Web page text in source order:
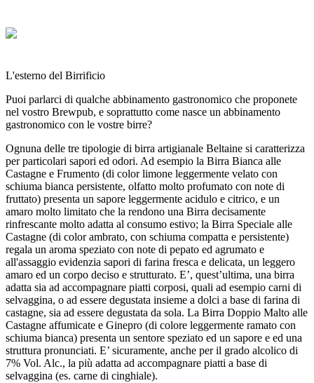
L'esterno del Birrificio
Puoi parlarci di qualche abbinamento gastronomico che proponete
nel vostro Brewpub, e soprattutto come nasce un abbinamento
gastronomico con le vostre birre?
Ognuna delle tre tipologie di birra artigianale Beltaine si caratterizza
per particolari sapori ed odori. Ad esempio la Birra Bianca alle
Castagne e Frumento (di color limone leggermente velato con
schiuma bianca persistente, olfatto molto profumato con note di
fruttato) presenta un sapore leggermente acidulo e citrico, e un
amaro molto limitato che la rendono una Birra decisamente
rinfrescante molto adatta al consumo estivo; la Birra Speciale alle
Castagne (di color ambrato, con schiuma compatta e persistente)
regala un aroma speziato con note di pepato ed agrumato e
all'assaggio evidenzia sapori di farina fresca e delicata, un leggero
amaro ed un corpo deciso e strutturato. E’, quest’ultima, una birra
adatta sia ad accompagnare piatti corposi, quali ad esempio carni di
selvaggina, o ad essere degustata insieme a dolci a base di farina di
castagne, sia ad essere degustata da sola. La Birra Doppio Malto alle
Castagne affumicate e Ginepro (di colore leggermente ramato con
schiuma bianca) presenta un sentore speziato ed un sapore e ed una
struttura pronunciati. E’ sicuramente, anche per il grado alcolico di
7% Vol. Alc., la più adatta ad accompagnare piatti a base di
selvaggina (es. carne di cinghiale).